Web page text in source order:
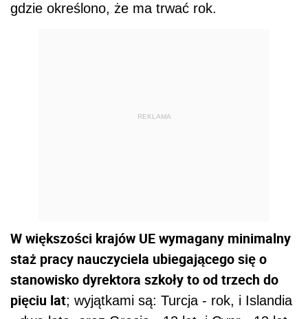
gdzie określono, że ma trwać rok.
REKLAMA
W większości krajów UE wymagany minimalny
staż pracy nauczyciela ubiegającego się o
stanowisko dyrektora szkoły to od trzech do
pięciu lat; wyjątkami są: Turcja - rok, i Islandia